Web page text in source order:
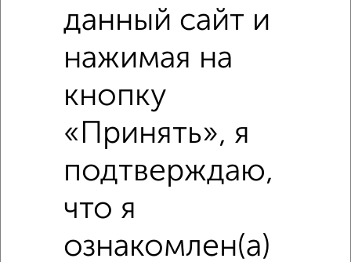
данный сайт и
нажимая на
кнопку
«Принять», я
подтверждаю,
что я
ознакомлен(а)